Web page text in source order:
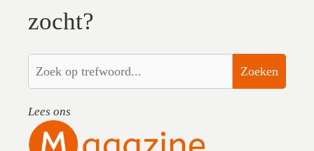
zocht?
Zoeken
Lees ons